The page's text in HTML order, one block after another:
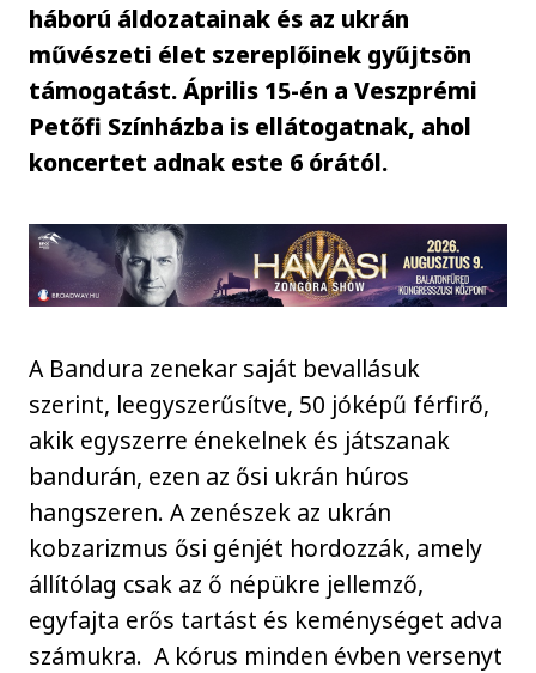
háború áldozatainak és az ukrán
művészeti élet szereplőinek gyűjtsön
támogatást. Április 15-én a Veszprémi
Petőfi Színházba is ellátogatnak, ahol
koncertet adnak este 6 órától.
A Bandura zenekar saját bevallásuk
szerint, leegyszerűsítve, 50 jóképű férfirő,
akik egyszerre énekelnek és játszanak
bandurán, ezen az ősi ukrán húros
hangszeren. A zenészek az ukrán
kobzarizmus ősi génjét hordozzák, amely
állítólag csak az ő népükre jellemző,
egyfajta erős tartást és keménységet adva
számukra. A kórus minden évben versenyt